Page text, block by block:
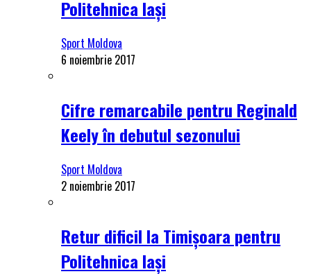
Politehnica Iași
Sport Moldova
6 noiembrie 2017
Cifre remarcabile pentru Reginald
Keely în debutul sezonului
Sport Moldova
2 noiembrie 2017
Retur dificil la Timișoara pentru
Politehnica Iași